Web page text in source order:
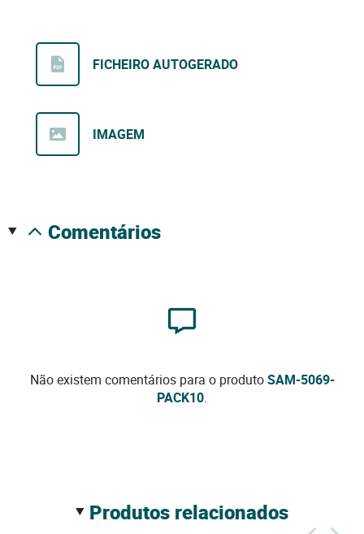
FICHEIRO AUTOGERADO
IMAGEM
comentários
Não existem comentários para o produtoSAM-5069-
PACK10.
produtos relacionados